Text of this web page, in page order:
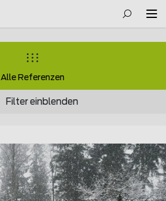
Alle Referenzen
Filter einblenden